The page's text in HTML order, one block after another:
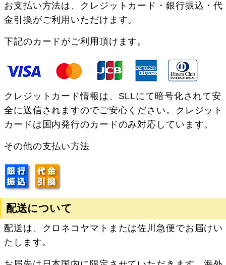
お支払い方法は、クレジットカード・銀行振込・代
金引換がご利用いただけます。
下記のカードがご利用頂けます。
クレジットカード情報は、SLLにて暗号化されて安
全に送信されますのでご安心ください。クレジット
カードは国内発行のカードのみ対応しています。
その他の支払い方法
配送について
配送は、クロネコヤマトまたは佐川急便でお届けい
たします。